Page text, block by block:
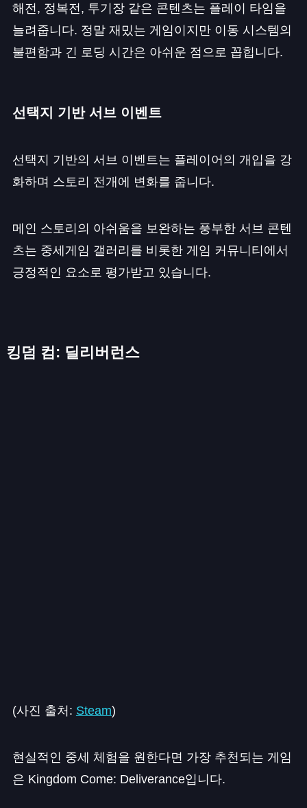
해전, 정복전, 투기장 같은 콘텐츠는 플레이 타임을
늘려줍니다. 정말 재밌는 게임이지만 이동 시스템의
불편함과 긴 로딩 시간은 아쉬운 점으로 꼽힙니다.
선택지 기반 서브 이벤트
선택지 기반의 서브 이벤트는 플레이어의 개입을 강
화하며 스토리 전개에 변화를 줍니다.
메인 스토리의 아쉬움을 보완하는 풍부한 서브 콘텐
츠는 중세게임 갤러리를 비롯한 게임 커뮤니티에서
긍정적인 요소로 평가받고 있습니다.
킹덤 컴: 딜리버런스
(사진 출처: Steam)
현실적인 중세 체험을 원한다면 가장 추천되는 게임
은 Kingdom Come: Deliverance입니다.